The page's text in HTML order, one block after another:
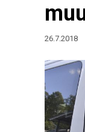
26.7.2018